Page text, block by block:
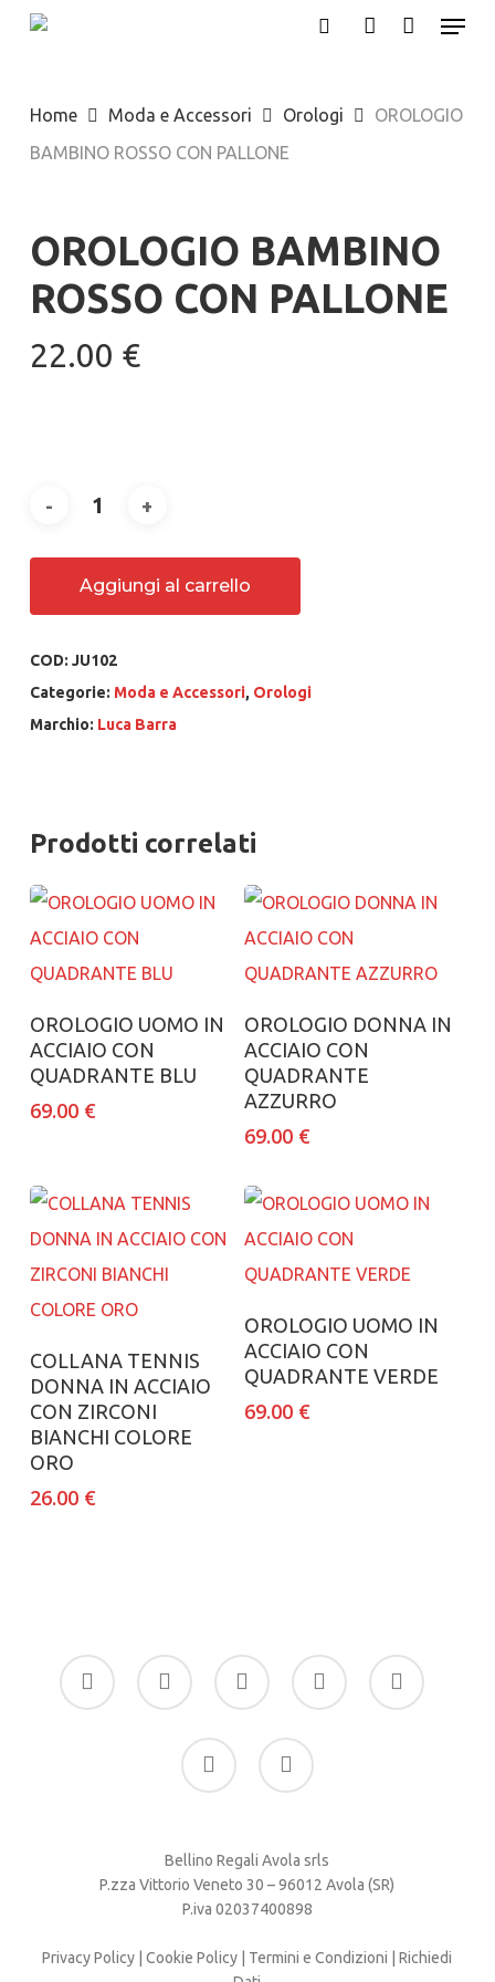
Skip
content
Menu
Home Moda e Accessori Orologi
OROLOGIO
BAMBINO ROSSO CON PALLONE
OROLOGIO BAMBINO
ROSSO CON PALLONE
22.00 €
Aggiungi al carrello
COD: JU102
Categorie: Moda e Accessori, Orologi
Marchio: Luca Barra
Prodotti correlati
Aggiungi al carrello
OROLOGIO UOMO IN
ACCIAIO CON
QUADRANTE BLU
69.00 €
Aggiungi al carrello
OROLOGIO DONNA IN
ACCIAIO CON
QUADRANTE
AZZURRO
69.00 €
Aggiungi al carrello
COLLANA TENNIS
DONNA IN ACCIAIO
CON ZIRCONI
BIANCHI COLORE
ORO
26.00 €
Aggiungi al carrello
OROLOGIO UOMO IN
ACCIAIO CON
QUADRANTE VERDE
69.00 €
facebook
google-
plus
instagram whatsapp tiktok
phone email
Bellino Regali Avola srls
P.zza Vittorio Veneto 30 – 96012 Avola (SR)
P.iva 02037400898
Privacy Policy |Cookie Policy Termini e Condizioni |Richiedi